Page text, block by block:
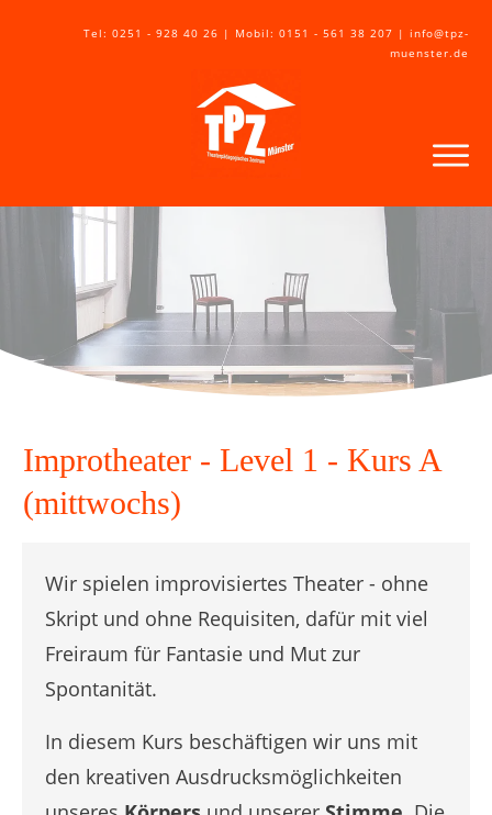
Tel: 0251 - 928 40 26 | Mobil: 0151 - 561 38 207 | info@tpz-
muenster.de
Improtheater - Level 1 - Kurs A
(mittwochs)
Wir spielen improvisiertes Theater - ohne
Skript und ohne Requisiten, dafür mit viel
Freiraum für Fantasie und Mut zur
Spontanität.
In diesem Kurs beschäftigen wir uns mit
den kreativen Ausdrucksmöglichkeiten